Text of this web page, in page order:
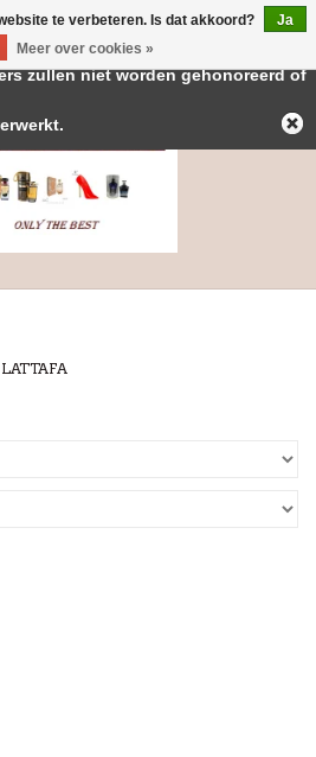
LATTAFA
te verbeteren. Is dat akkoord?
Ja
Meer over cookies »
Deze winkel is in aanbouw.
zullen niet worden gehonoreerd of